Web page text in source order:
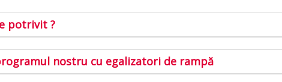
potrivit ?
nostru cu egalizatori de rampă